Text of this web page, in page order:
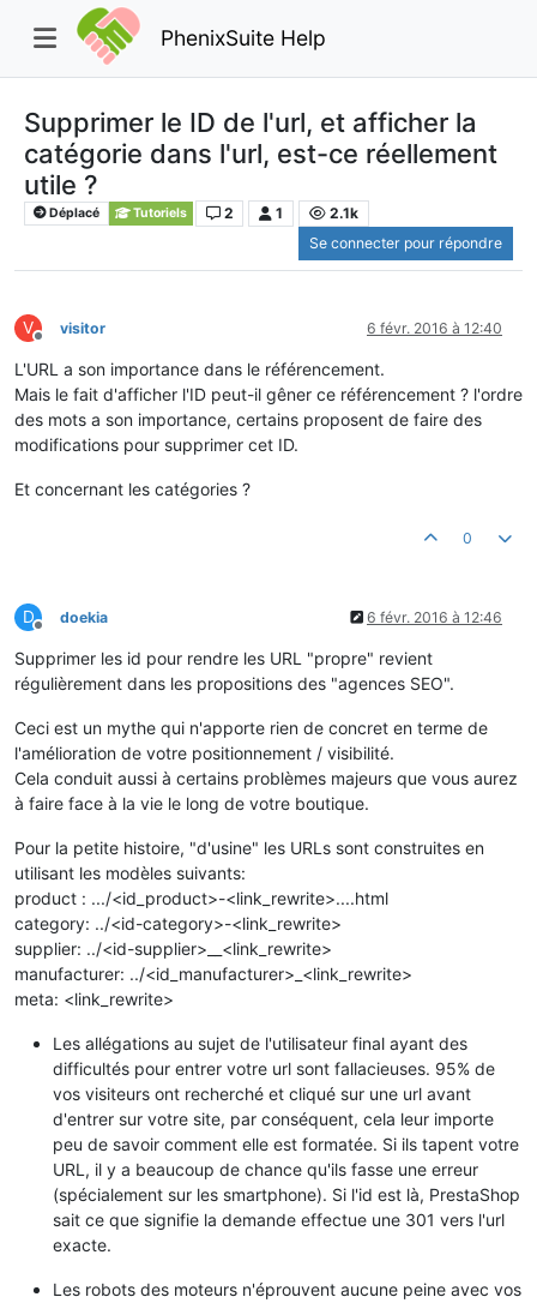
PhenixSuite Help
Supprimer le ID de l'url, et afficher la
catégorie dans l'url, est-ce réellement
utile ?
Déplacé Tutoriels 2 1
2.1k
Se connecter pour répondre
V
Hors-ligne
visitor 6 févr. 2016 à 12:40
L'URL a son importance dans le référencement.
Mais le fait d'afficher l'ID peut-il gêner ce référencement ? l'ordre
des mots a son importance, certains proposent de faire des
modifications pour supprimer cet ID.
Et concernant les catégories ?
0
D
Hors-ligne
doekia 6 févr. 2016 à 12:46
Supprimer les id pour rendre les URL "propre" revient
régulièrement dans les propositions des "agences SEO".
Ceci est un mythe qui n'apporte rien de concret en terme de
l'amélioration de votre positionnement / visibilité.
Cela conduit aussi à certains problèmes majeurs que vous aurez
à faire face à la vie le long de votre boutique.
Pour la petite histoire, "d'usine" les URLs sont construites en
utilisant les modèles suivants:
product : .../<id_product>-<link_rewrite>....html
category: ../<id-category>-<link_rewrite>
supplier: ../<id-supplier>__<link_rewrite>
manufacturer: ../<id_manufacturer>_<link_rewrite>
meta: <link_rewrite>
Les allégations au sujet de l'utilisateur final ayant des
difficultés pour entrer votre url sont fallacieuses. 95% de
vos visiteurs ont recherché et cliqué sur une url avant
d'entrer sur votre site, par conséquent, cela leur importe
peu de savoir comment elle est formatée. Si ils tapent votre
URL, il y a beaucoup de chance qu'ils fasse une erreur
(spécialement sur les smartphone). Si l'id est là, PrestaShop
sait ce que signifie la demande effectue une 301 vers l'url
exacte.
Les robots des moteurs n'éprouvent aucune peine avec vos